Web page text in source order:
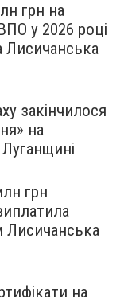
грн на
у 2026 році
Лисичанська
закінчилося
на
грн
Лисичанська
на